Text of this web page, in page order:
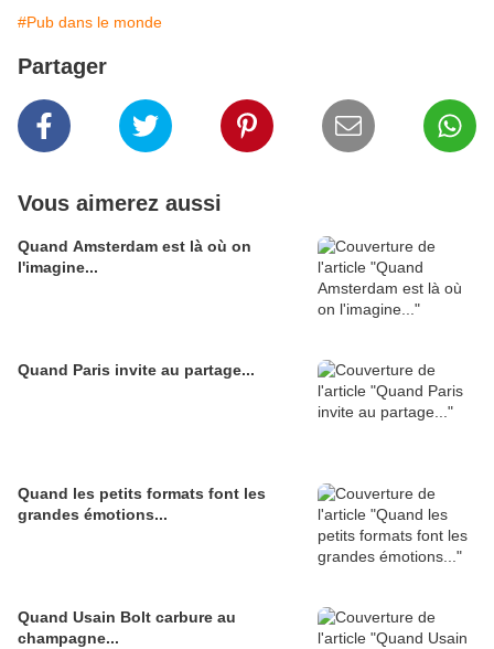
#Pub dans le monde
Partager
Vous aimerez aussi
Quand Amsterdam est là où on
l'imagine...
Quand Paris invite au partage...
Quand les petits formats font les
grandes émotions...
Quand Usain Bolt carbure au
champagne...